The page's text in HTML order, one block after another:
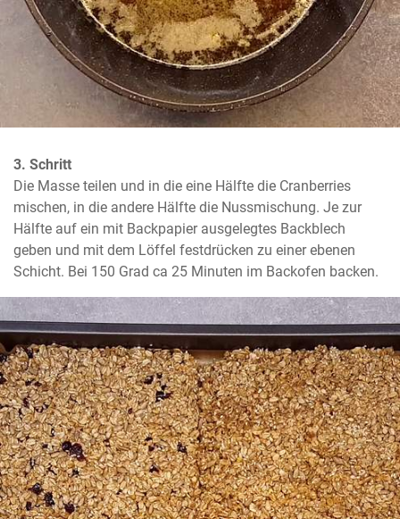
3. Schritt
Die Masse teilen und in die eine Hälfte die Cranberries
mischen, in die andere Hälfte die Nussmischung. Je zur
Hälfte auf ein mit Backpapier ausgelegtes Backblech
geben und mit dem Löffel festdrücken zu einer ebenen
Schicht. Bei 150 Grad ca 25 Minuten im Backofen backen.